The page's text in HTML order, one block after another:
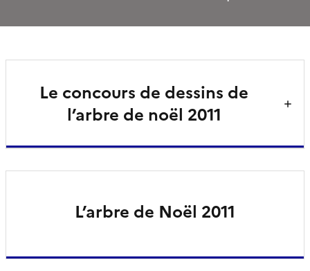
Le concours de dessins de
l’arbre de noël 2011
L’arbre de Noël 2011